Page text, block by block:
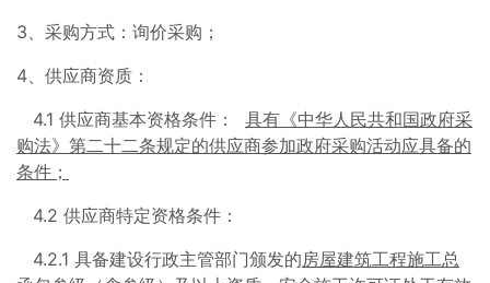
3、采购方式：询价采购；
4、供应商资质：
4.1 供应商基本资格条件： 具有《中华人民共和国政府采
购法》第二十二条规定的供应商参加政府采购活动应具备的
条件；
4.2 供应商特定资格条件：
4.2.1 具备建设行政主管部门颁发的房屋建筑工程施工总